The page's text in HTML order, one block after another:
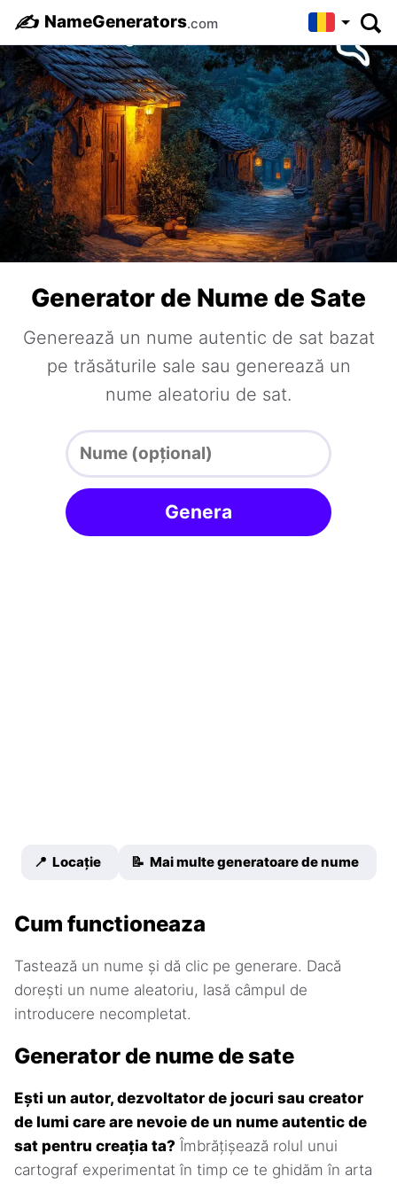
✍️ NameGenerators.com
Generator de Nume de Sate
Generează un nume autentic de sat bazat
pe trăsăturile sale sau generează un
nume aleatoriu de sat.
Genera
📍 Locație 📝 Mai multe generatoare de nume
Cum functioneaza
Tastează un nume și dă clic pe generare. Dacă
dorești un nume aleatoriu, lasă câmpul de
introducere necompletat.
Generator de nume de sate
Ești un autor, dezvoltator de jocuri sau creator
de lumi care are nevoie de un nume autentic de
sat pentru creația ta? Îmbrățișează rolul unui
cartograf experimentat în timp ce te ghidăm în arta